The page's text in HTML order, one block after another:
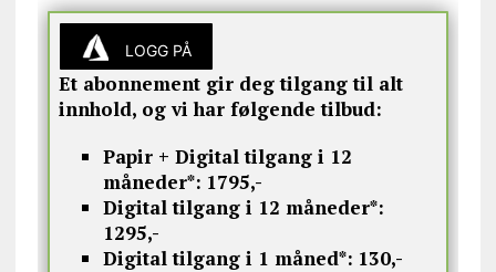
LOGG PÅ
Et abonnement gir deg tilgang til alt
innhold, og vi har følgende tilbud:
Papir + Digital tilgang i 12
måneder*: 1795,-
Digital tilgang i 12 måneder*:
1295,-
Digital tilgang i 1 måned*: 130,-